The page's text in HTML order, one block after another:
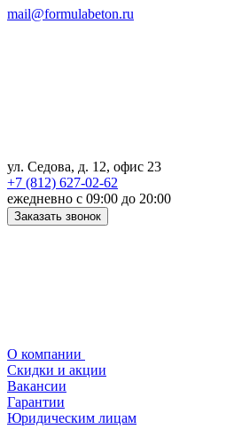
mail@formulabeton.ru
ул. Седова, д. 12, офис 23
+7 (812) 627-02-62
ежедневно с 09:00 до 20:00
Заказать звонок
О компании
Скидки и акции
Вакансии
Гарантии
Юридическим лицам